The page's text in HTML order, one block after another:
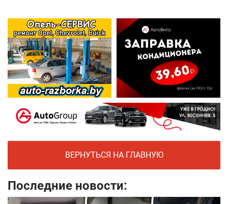
ВЕРНУТЬСЯ НА ГЛАВНУЮ
Последние новости: